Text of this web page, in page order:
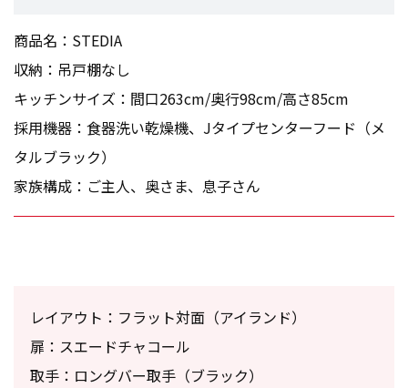
商品名：STEDIA
収納：吊戸棚なし
キッチンサイズ：間口263cm/奥行98cm/高さ85cm
採用機器：食器洗い乾燥機、Jタイプセンターフード（メ
タルブラック）
家族構成：ご主人、奥さま、息子さん
レイアウト：フラット対面（アイランド）
扉：スエードチャコール
取手：ロングバー取手（ブラック）